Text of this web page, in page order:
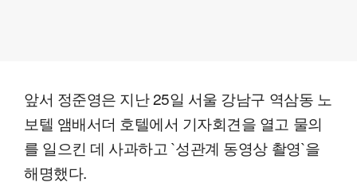
앞서 정준영은 지난 25일 서울 강남구 역삼동 노
보텔 앰배서더 호텔에서 기자회견을 열고 물의
를 일으킨 데 사과하고 `성관계 동영상 촬영`을
해명했다.